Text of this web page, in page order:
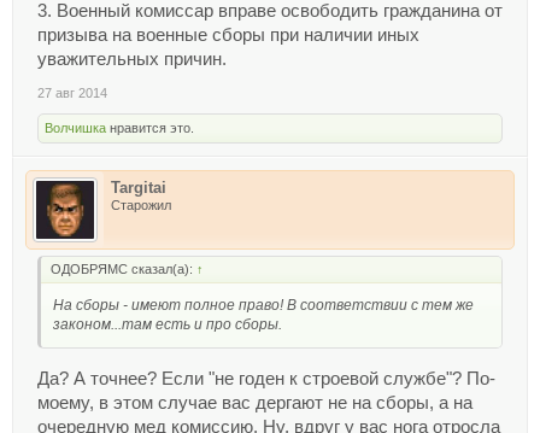
3. Военный комиссар вправе освободить гражданина от
призыва на военные сборы при наличии иных
уважительных причин.
27 авг 2014
Волчишка нравится это.
Targitai
Старожил
ОДОБРЯМС сказал(а): ↑
На сборы - имеют полное право! В соответствии с тем же
законом...там есть и про сборы.
Да? А точнее? Если "не годен к строевой службе"? По-
моему, в этом случае вас дергают не на сборы, а на
очередную мед комиссию. Ну, вдруг у вас нога отросла